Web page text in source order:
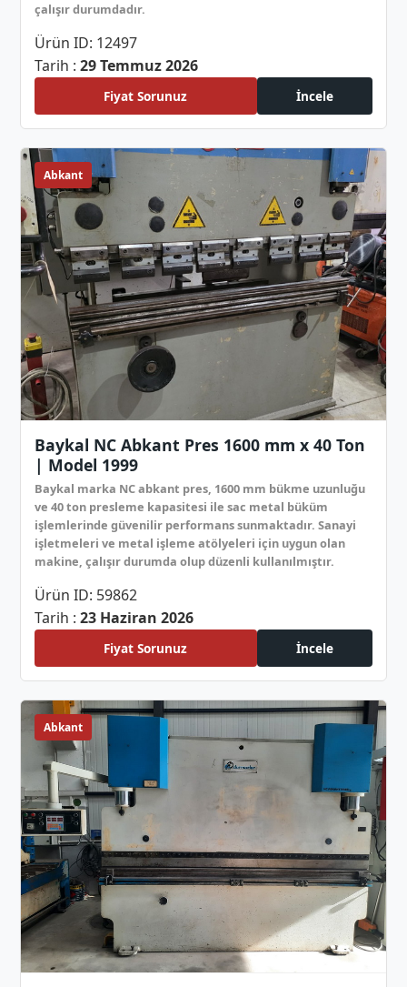
çalışır durumdadır.
Ürün ID: 12497
Tarih :29 Temmuz 2026
Fiyat Sorunuz İncele
Abkant
Baykal NC Abkant Pres 1600 mm x 40 Ton
| Model 1999
Baykal marka NC abkant pres, 1600 mm bükme uzunluğu
ve 40 ton presleme kapasitesi ile sac metal büküm
işlemlerinde güvenilir performans sunmaktadır. Sanayi
işletmeleri ve metal işleme atölyeleri için uygun olan
makine, çalışır durumda olup düzenli kullanılmıştır.
Ürün ID: 59862
Tarih :23 Haziran 2026
Fiyat Sorunuz İncele
Abkant